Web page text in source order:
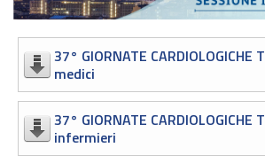
37° GIORNATE CARDIOLOGICHE
medici
37° GIORNATE CARDIOLOGICHE
infermieri